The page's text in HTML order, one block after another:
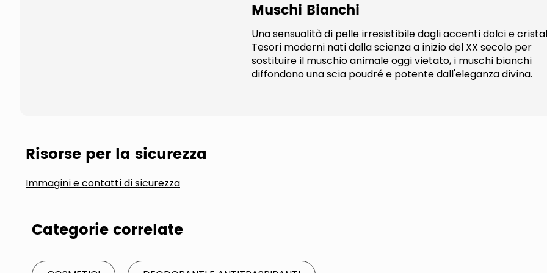
Muschi Bianchi
Una sensualità di pelle irresistibile dagli accenti dolci e
Tesori moderni nati dalla scienza a inizio del XX secolo per
sostituire il muschio animale oggi vietato, i muschi bianchi
diffondono una scia poudré e potente dall'eleganza divina.​
Risorse per la sicurezza
Immagini e contatti di sicurezza
Categorie correlate